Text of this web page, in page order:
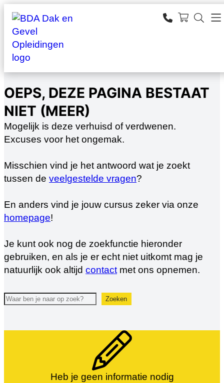
Ga
naar
de
inhoud
SEARCH
OEPS, DEZE PAGINA BESTAAT
NIET (MEER)
Mogelijk is deze verhuisd of verdwenen.
Excuses voor het ongemak.
Misschien vind je het antwoord wat je zoekt
tussen de veelgestelde vragen?
En anders vind je jouw cursus zeker via onze
homepage!
Je kunt ook nog de zoekfunctie hieronder
gebruiken, en als je er echt niet uitkomt mag je
natuurlijk ook altijd contactmet ons opnemen.
Zoeken Zoeken
Heb je geen informatie nodig